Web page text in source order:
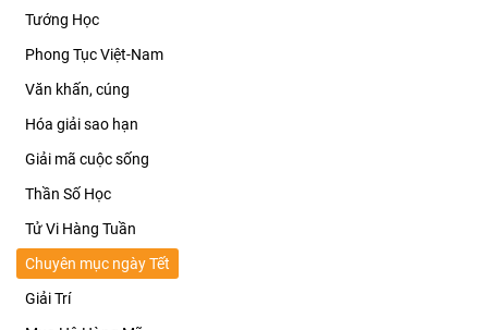
Tướng Học
Phong Tục Việt-Nam
Văn khấn, cúng
Hóa giải sao hạn
Giải mã cuộc sống
Thần Số Học
Tử Vi Hàng Tuần
Chuyên mục ngày Tết
Giải Trí